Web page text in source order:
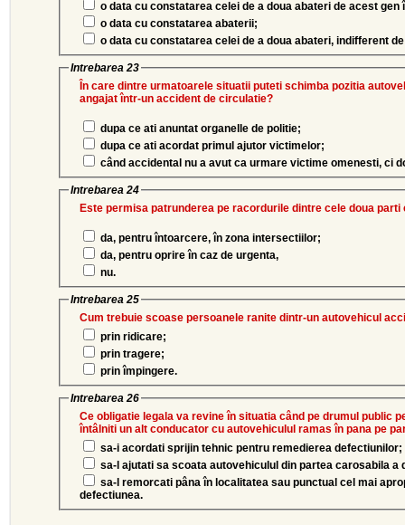
o data cu constatarea celei de a doua abateri de acest
o data cu constatarea abaterii;
o data cu constatarea celei de a doua abateri, indifferent
Intrebarea 23
În care dintre urmatoarele situatii puteti schimba pozitia
angajat într-un accident de circulatie?
dupa ce ati anuntat organelle de politie;
dupa ce ati acordat primul ajutor victimelor;
când accidental nu a avut ca urmare victime omenesti, ci
Intrebarea 24
Este permisa patrunderea pe racordurile dintre cele doua
da, pentru întoarcere, în zona intersectiilor;
da, pentru oprire în caz de urgenta,
nu.
Intrebarea 25
Cum trebuie scoase persoanele ranite dintr-un autovehicul
prin ridicare;
prin tragere;
prin împingere.
Intrebarea 26
Ce obligatie legala va revine în situatia când pe drumul public
întâlniti un alt conducator cu autovehiculul ramas în pana pe
sa-i acordati sprijin tehnic pentru remedierea defectiunilor;
sa-l ajutati sa scoata autovehiculul din partea carosabila a
sa-l remorcati pâna în localitatea sau punctual cel mai
defectiunea.